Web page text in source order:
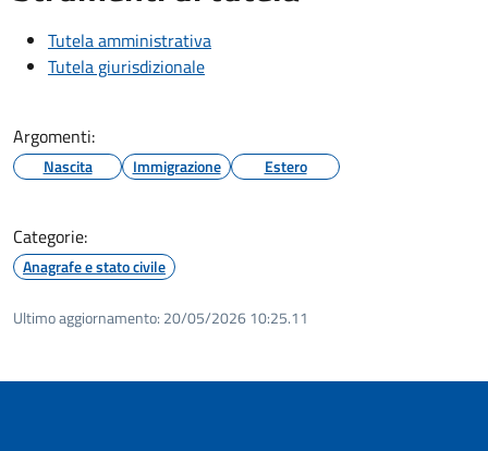
Tutela amministrativa
Tutela giurisdizionale
Argomenti:
Nascita Immigrazione Estero
Categorie:
Anagrafe e stato civile
Ultimo aggiornamento: 20/05/2026 10:25.11